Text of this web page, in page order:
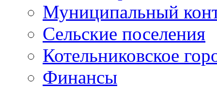
Муниципальный
Сельские поселения
Котельниковское
Финансы